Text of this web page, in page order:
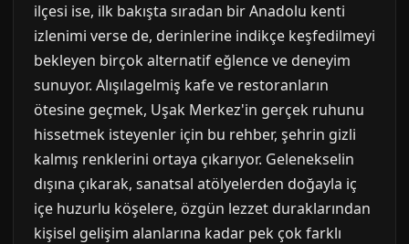
ilçesi ise, ilk bakışta sıradan bir Anadolu kenti
izlenimi verse de, derinlerine indikçe keşfedilmeyi
bekleyen birçok alternatif eğlence ve deneyim
sunuyor. Alışılagelmiş kafe ve restoranların
ötesine geçmek, Uşak Merkez'in gerçek ruhunu
hissetmek isteyenler için bu rehber, şehrin gizli
kalmış renklerini ortaya çıkarıyor. Gelenekselin
dışına çıkarak, sanatsal atölyelerden doğayla iç
içe huzurlu köşelere, özgün lezzet duraklarından
kişisel gelişim alanlarına kadar pek çok farklı